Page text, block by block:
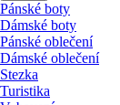
Pánské boty
Dámské boty
Pánské oblečení
Dámské oblečení
Stezka
Turistika